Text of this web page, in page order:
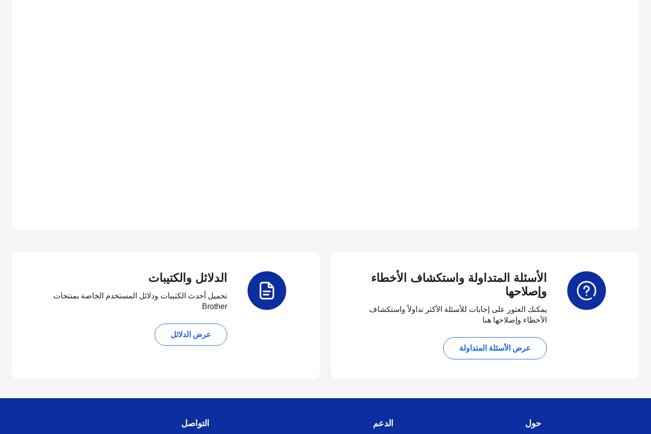
الأسئلة المتداولة واستكشاف الأخطاء
وإصلاحها
يمكنك العثور على إجابات للأسئلة الأكثر تداولاً واستكشاف
الأخطاء وإصلاحها هنا
عرض الأسئلة المتداولة
الدلائل والكتيبات
تحميل أحدث الكتيبات ودلائل المستخدم الخاصة بمنتجات
Brother
عرض الدلائل
حول الدعم التواصل